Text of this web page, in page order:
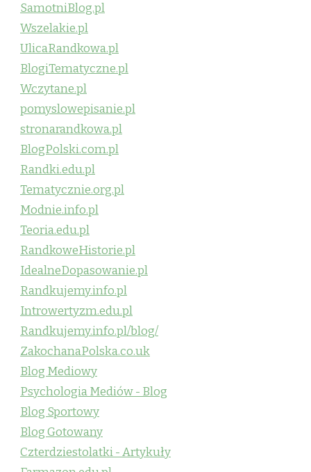
SamotniBlog.pl
Wszelakie.pl
UlicaRandkowa.pl
BlogiTematyczne.pl
Wczytane.pl
pomyslowepisanie.pl
stronarandkowa.pl
BlogPolski.com.pl
Randki.edu.pl
Tematycznie.org.pl
Modnie.info.pl
Teoria.edu.pl
RandkoweHistorie.pl
IdealneDopasowanie.pl
Randkujemy.info.pl
Introwertyzm.edu.pl
Randkujemy.info.pl/blog/
ZakochanaPolska.co.uk
Blog Mediowy
Psychologia Mediów - Blog
Blog Sportowy
Blog Gotowany
Czterdziestolatki - Artykuły